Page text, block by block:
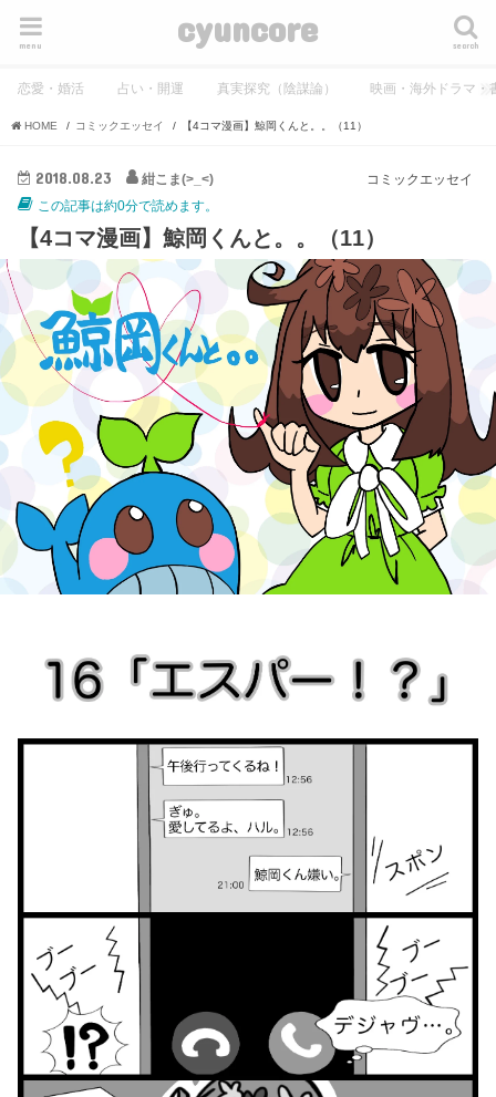
cyuncore search
menu
恋愛・婚活 占い・開運 真実探究（陰謀論） 映画・海外ドラマ・
HOME コミックエッセイ 【4コマ漫画】鯨岡くんと。。（11）
コミックエッセイ
2018.08.23
紺こま(>_<)
この記事は約0分で読めます。
【4コマ漫画】鯨岡くんと。。（11）